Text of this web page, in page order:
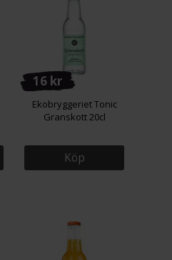
16 kr
Ekobryggeriet Tonic
Granskott 20cl
Köp